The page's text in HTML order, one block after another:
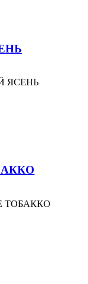
ЯСЕНЬ
ТОБАККО